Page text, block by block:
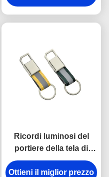
trapezio
Ricordi luminosi del
portiere della tela di
spessore dei
portachiavi a anello
Ottieni il miglior prezzo